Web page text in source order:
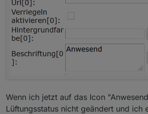
Wenn ich jetzt auf das Icon
Lüftungsstatus nicht geändert und ich